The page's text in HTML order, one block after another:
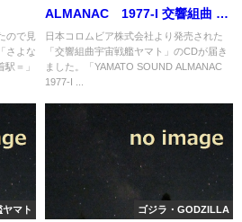
ので見
さよな
＝」
ALMANAC 1977-I 交響組曲 宇
宙戦艦ヤマト」CDが届く
日本コロムビア株式会社より発売された
「交響組曲宇宙戦艦ヤマト」のCDが届き
ました。「YAMATO SOUND ALMANAC
1977-I ...
マト ゴジラ・GODZILLA